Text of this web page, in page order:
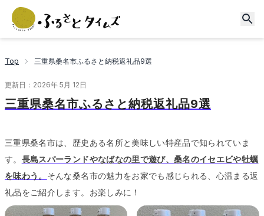
Top 三重県桑名市ふるさと納税返礼品9選
更新日： 2026年 5月 12日
三重県桑名市ふるさと納税返礼品9選
三重県桑名市は、歴史ある名所と美味しい特産品で知られていま
す。 長島スパーランドやなばなの里で遊び、桑名のイセエビや牡蠣
を味わう。 そんな桑名市の魅力をお家でも感じられる、心温まる返
礼品をご紹介します。 お楽しみに！